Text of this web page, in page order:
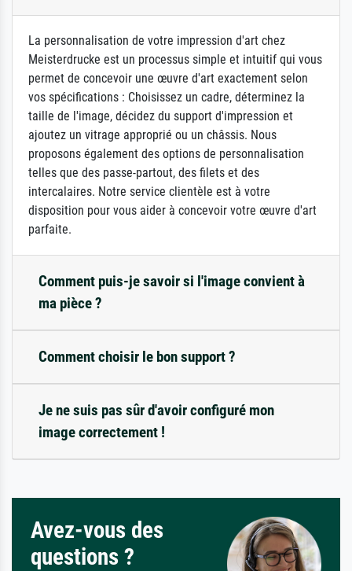
La personnalisation de votre impression d'art chez
Meisterdrucke est un processus simple et intuitif qui vous
permet de concevoir une œuvre d'art exactement selon
vos spécifications : Choisissez un cadre, déterminez la
taille de l'image, décidez du support d'impression et
ajoutez un vitrage approprié ou un châssis. Nous
proposons également des options de personnalisation
telles que des passe-partout, des filets et des
intercalaires. Notre service clientèle est à votre
disposition pour vous aider à concevoir votre œuvre d'art
parfaite.
Comment puis-je savoir si l'image convient à
ma pièce ?
Comment choisir le bon support ?
Je ne suis pas sûr d'avoir configuré mon
image correctement !
Avez-vous des
questions ?